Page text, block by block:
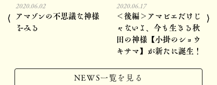
⟨
2020.06.02
アマゾンの不思議な神様
をみる
NEWS一覧を見る
2020.06.17
＜後編＞アマビエだけじ
ゃないよ、今も生きる秋
田の神様【小掛のショウ
キサマ】が新たに誕生！
⟩